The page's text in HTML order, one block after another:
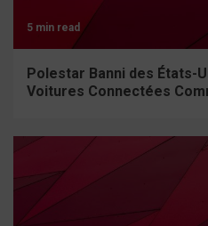
5 min read
Polestar Banni des États-
Voitures Connectées